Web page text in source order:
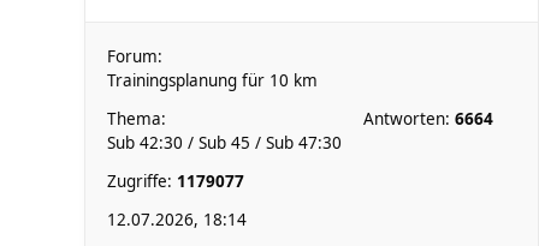
Forum:
Trainingsplanung für 10 km
Thema:
Sub 42:30 / Sub 45 / Sub 47:30
Antworten: 6664
Zugriffe: 1179077
12.07.2026, 18:14